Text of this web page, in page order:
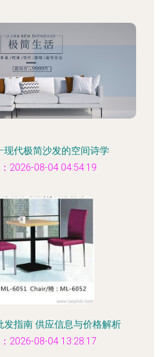
现代极简沙发的空间诗学
2026-08-04 04:54:19
发指南 供应信息与价格解析
2026-08-04 13:28:17